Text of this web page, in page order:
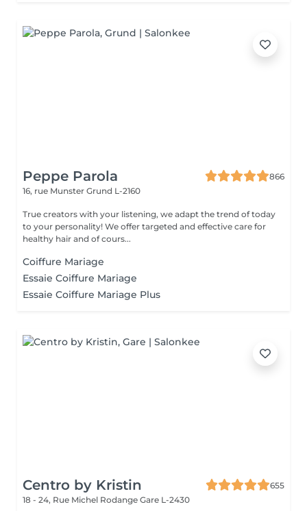
Peppe Parola
866
16, rue Munster Grund L-2160
True creators with your listening, we adapt the trend of today
to your personality! We offer targeted and effective care for
healthy hair and of cours...
Coiffure Mariage
Essaie Coiffure Mariage
Essaie Coiffure Mariage Plus
Centro by Kristin
655
18 - 24, Rue Michel Rodange Gare L-2430